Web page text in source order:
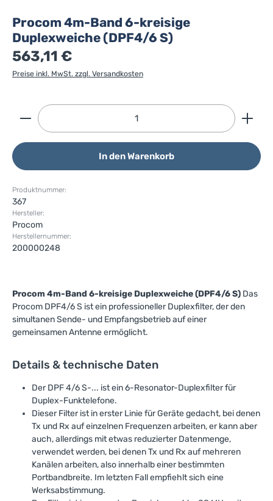
Procom 4m-Band 6-kreisige
Duplexweiche (DPF4/6 S)
563,11 €
Preise inkl. MwSt. zzgl. Versandkosten
Produkt Anzahl: Gib den gewünschten Wert ein
In den Warenkorb
Produktnummer:
367
Hersteller:
Procom
Herstellernummer:
200000248
Procom 4m-Band 6-kreisige Duplexweiche (DPF4/6 S) Das
Procom DPF4/6 S ist ein professioneller Duplexfilter, der den
simultanen Sende- und Empfangsbetrieb auf einer
gemeinsamen Antenne ermöglicht.
Details & technische Daten
Der DPF 4/6 S-... ist ein 6-Resonator-Duplexfilter für
Duplex-Funktelefone.
Dieser Filter ist in erster Linie für Geräte gedacht, bei denen
Tx und Rx auf einzelnen Frequenzen arbeiten, er kann aber
auch, allerdings mit etwas reduzierter Datenmenge,
verwendet werden, bei denen Tx und Rx auf mehreren
Kanälen arbeiten, also innerhalb einer bestimmten
Portbandbreite. Im letzten Fall empfiehlt sich eine
Werksabstimmung.